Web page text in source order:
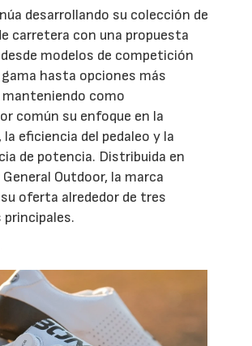
desarrollando su colección de
carretera con una propuesta
modelos de competición
hasta opciones más
manteniendo como
común su enfoque en la
eficiencia del pedaleo y la
de potencia. Distribuida en
General Outdoor, la marca
oferta alrededor de tres